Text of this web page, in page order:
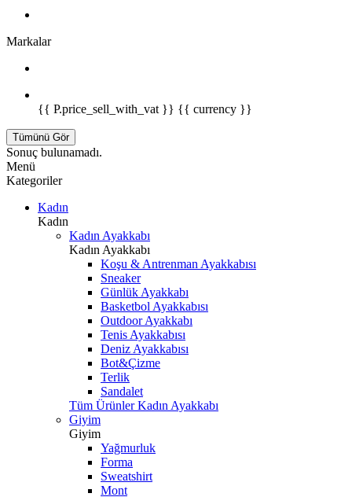
Markalar
{{ P.price_sell_with_vat }} {{ currency }}
Tümünü Gör
Sonuç bulunamadı.
Menü
Kategoriler
Kadın
Kadın
Kadın Ayakkabı
Kadın Ayakkabı
Koşu & Antrenman Ayakkabısı
Sneaker
Günlük Ayakkabı
Basketbol Ayakkabısı
Outdoor Ayakkabı
Tenis Ayakkabısı
Deniz Ayakkabısı
Bot&Çizme
Terlik
Sandalet
Tüm Ürünler Kadın Ayakkabı
Giyim
Giyim
Yağmurluk
Forma
Sweatshirt
Mont